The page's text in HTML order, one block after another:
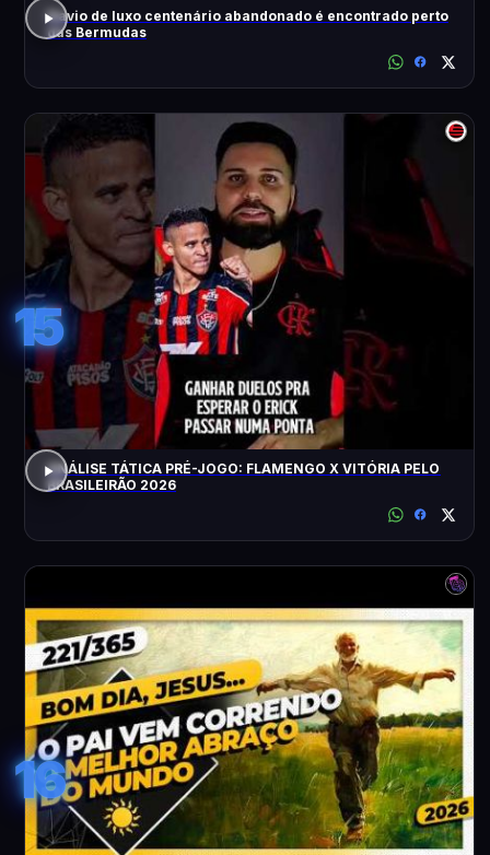
Navio de luxo centenário abandonado é encontrado perto
das Bermudas
15
ANÁLISE TÁTICA PRÉ-JOGO: FLAMENGO X VITÓRIA PELO
BRASILEIRÃO 2026
16